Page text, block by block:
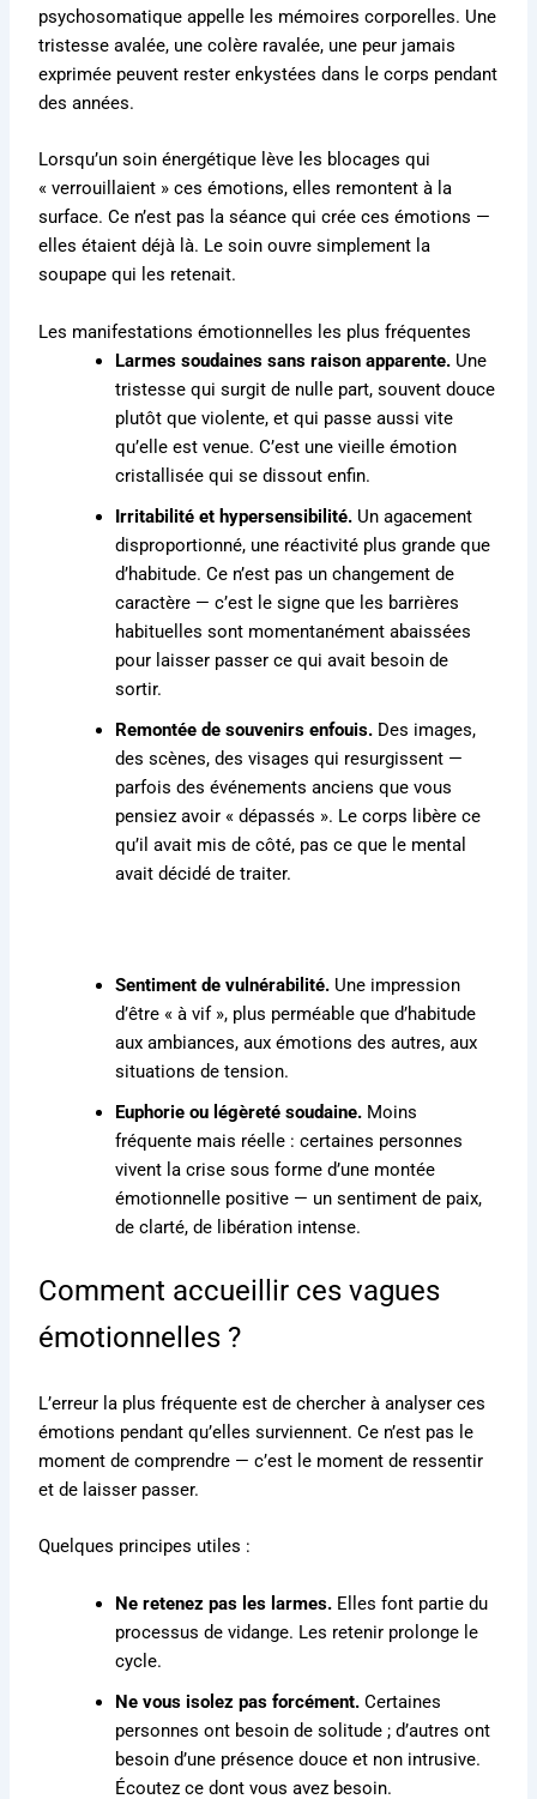
psychosomatique appelle les mémoires corporelles. Une
tristesse avalée, une colère ravalée, une peur jamais
exprimée peuvent rester enkystées dans le corps pendant
des années.
Lorsqu’un soin énergétique lève les blocages qui
« verrouillaient » ces émotions, elles remontent à la
surface. Ce n’est pas la séance qui crée ces émotions —
elles étaient déjà là. Le soin ouvre simplement la
soupape qui les retenait.
Les manifestations émotionnelles les plus fréquentes
Larmes soudaines sans raison apparente. Une
tristesse qui surgit de nulle part, souvent douce
plutôt que violente, et qui passe aussi vite
qu’elle est venue. C’est une vieille émotion
cristallisée qui se dissout enfin.
Irritabilité et hypersensibilité. Un agacement
disproportionné, une réactivité plus grande que
d’habitude. Ce n’est pas un changement de
caractère — c’est le signe que les barrières
habituelles sont momentanément abaissées
pour laisser passer ce qui avait besoin de
sortir.
Remontée de souvenirs enfouis. Des images,
des scènes, des visages qui resurgissent —
parfois des événements anciens que vous
pensiez avoir « dépassés ». Le corps libère ce
qu’il avait mis de côté, pas ce que le mental
avait décidé de traiter.
Sentiment de vulnérabilité. Une impression
d’être « à vif », plus perméable que d’habitude
aux ambiances, aux émotions des autres, aux
situations de tension.
Euphorie ou légèreté soudaine. Moins
fréquente mais réelle : certaines personnes
vivent la crise sous forme d’une montée
émotionnelle positive — un sentiment de paix,
de clarté, de libération intense.
Comment accueillir ces vagues
émotionnelles ?
L’erreur la plus fréquente est de chercher à analyser ces
émotions pendant qu’elles surviennent. Ce n’est pas le
moment de comprendre — c’est le moment de ressentir
et de laisser passer.
Quelques principes utiles :
Ne retenez pas les larmes. Elles font partie du
processus de vidange. Les retenir prolonge le
cycle.
Ne vous isolez pas forcément. Certaines
personnes ont besoin de solitude ; d’autres ont
besoin d’une présence douce et non intrusive.
Écoutez ce dont vous avez besoin.